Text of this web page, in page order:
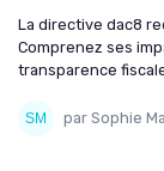
La directive dac8
Comprenez ses
transparence
par Sophie